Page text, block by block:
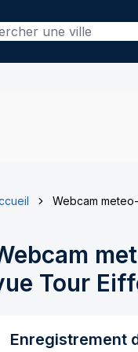
Webcam
Tour
Enregistrement